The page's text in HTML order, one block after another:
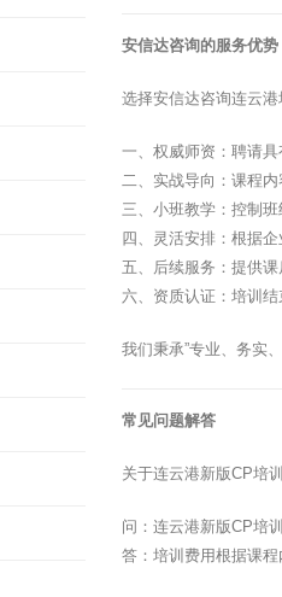
安信达咨询的服务优势
选择安信达咨询连云
一、权威师资：聘请
二、实战导向：课程
三、小班教学：控制
四、灵活安排：根据
五、后续服务：提供
六、资质认证：培训
我们秉承”专业、务实
常见问题解答
关于连云港新版CP培
问：连云港新版CP培
答：培训费用根据课